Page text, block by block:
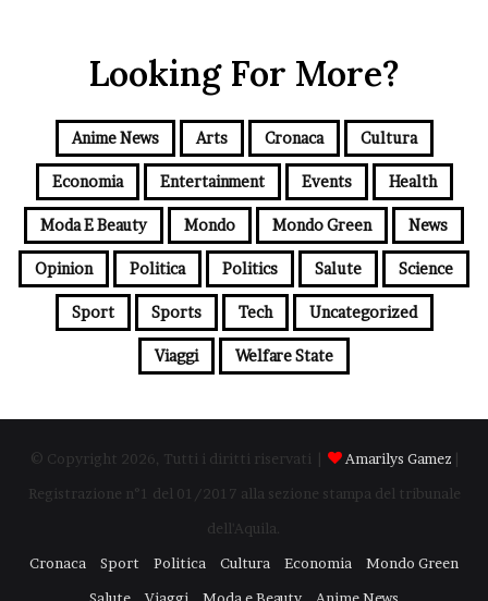
Looking For More?
Anime News Arts Cronaca Cultura
Economia Entertainment Events Health
Moda E Beauty Mondo Mondo Green News
Opinion Politica Politics Salute Science
Sport Sports Tech Uncategorized
Viaggi Welfare State
© Copyright 2026, Tutti i diritti riservati | Amarilys Gamez
Registrazione n°1 del 01/2017 alla sezione stampa del tribunale
dell'Aquila.
Cronaca
Sport Politica Cultura Economia
Mondo Green